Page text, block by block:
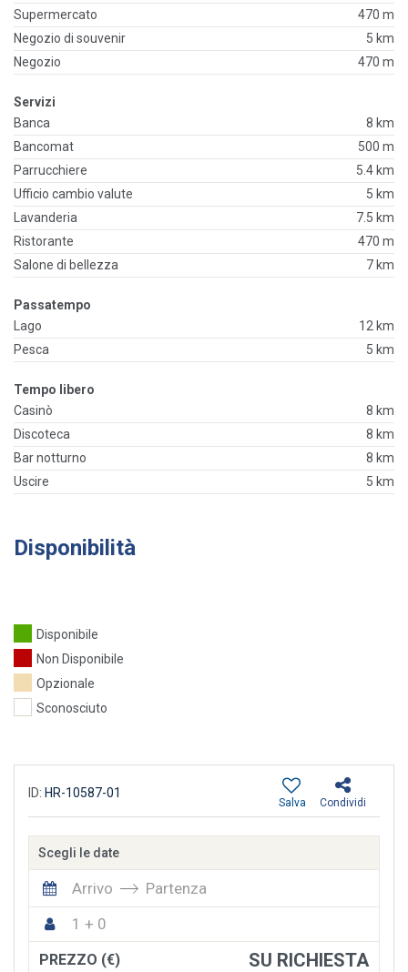
Supermercato
470 m
Negozio di souvenir
5 km
Negozio
470 m
Servizi
Banca
8 km
Bancomat
500 m
Parrucchiere
5.4 km
Ufficio cambio valute
5 km
Lavanderia
7.5 km
Ristorante
470 m
Salone di bellezza
7 km
Passatempo
Lago
12 km
Pesca
5 km
Tempo libero
Casinò
8 km
Discoteca
8 km
Bar notturno
8 km
Uscire
5 km
Disponibilità
Disponibile
Non Disponibile
Opzionale
Sconosciuto
ID: HR-10587-01
Condividi
Salva
Scegli le date
Arrivo
Partenza
1 + 0
PREZZO (€) SU RICHIESTA